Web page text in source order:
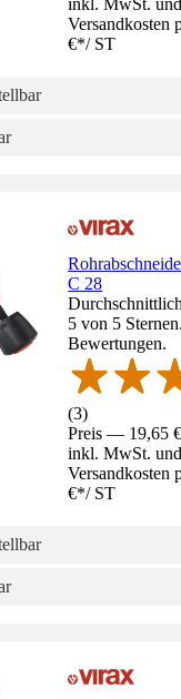
inkl. MwSt.
Versandkosten
€*/ ST
C 28
5 von 5
Bewertungen.
(3)
Preis — 19,65
inkl. MwSt.
Versandkosten
€*/ ST